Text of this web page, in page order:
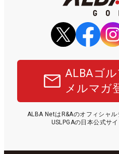
ALBAゴ
メルマガ
ALBA NetはR&Aのオフィシャ
USLPGAの日本公式サ